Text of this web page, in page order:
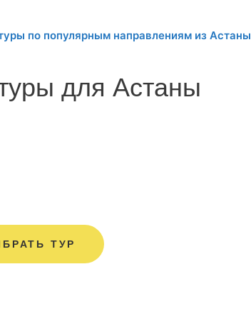
по популярным направлениям из Астаны
для Астаны
ТУР